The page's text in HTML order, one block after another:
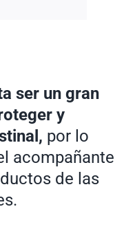
ser un gran
y
por lo
acompañante
de las